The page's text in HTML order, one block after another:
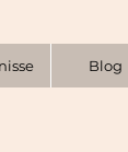
Blog